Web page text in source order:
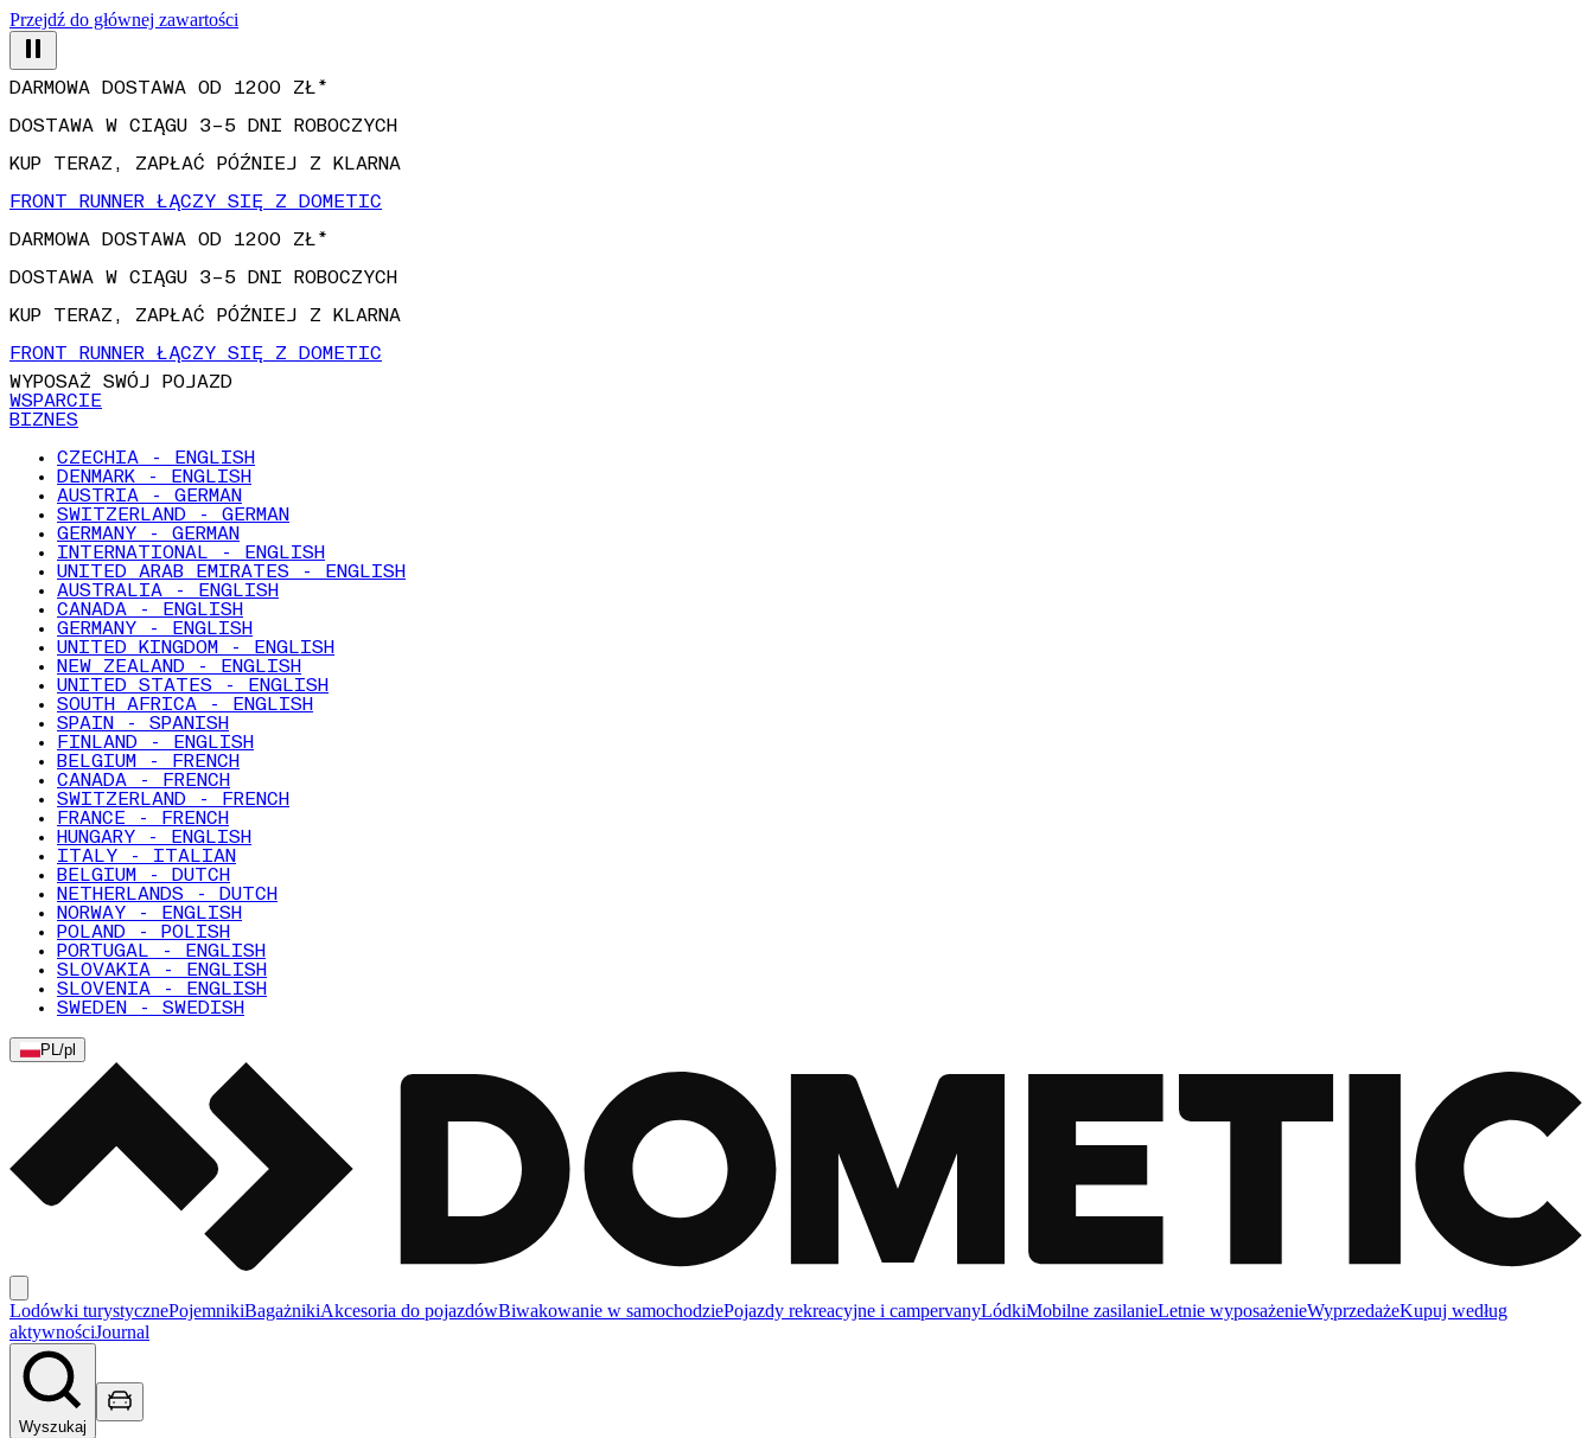
Przejdź do głównej zawartości
DARMOWA DOSTAWA OD 1200 ZŁ*
DOSTAWA W CIĄGU 3–5 DNI ROBOCZYCH
KUP TERAZ, ZAPŁAĆ PÓŹNIEJ Z KLARNA
FRONT RUNNER ŁĄCZY SIĘ Z DOMETIC
DARMOWA DOSTAWA OD 1200 ZŁ*
DOSTAWA W CIĄGU 3–5 DNI ROBOCZYCH
KUP TERAZ, ZAPŁAĆ PÓŹNIEJ Z KLARNA
FRONT RUNNER ŁĄCZY SIĘ Z DOMETIC
WYPOSAŻ SWÓJ POJAZD
WSPARCIE
BIZNES
CZECHIA - ENGLISH
DENMARK - ENGLISH
AUSTRIA - GERMAN
SWITZERLAND - GERMAN
GERMANY - GERMAN
INTERNATIONAL - ENGLISH
UNITED ARAB EMIRATES - ENGLISH
AUSTRALIA - ENGLISH
CANADA - ENGLISH
GERMANY - ENGLISH
UNITED KINGDOM - ENGLISH
NEW ZEALAND - ENGLISH
UNITED STATES - ENGLISH
SOUTH AFRICA - ENGLISH
SPAIN - SPANISH
FINLAND - ENGLISH
BELGIUM - FRENCH
CANADA - FRENCH
SWITZERLAND - FRENCH
FRANCE - FRENCH
HUNGARY - ENGLISH
ITALY - ITALIAN
BELGIUM - DUTCH
NETHERLANDS - DUTCH
NORWAY - ENGLISH
POLAND - POLISH
PORTUGAL - ENGLISH
SLOVAKIA - ENGLISH
SLOVENIA - ENGLISH
SWEDEN - SWEDISH
PL/pl
Lodówki turystycznePojemnikiBagażnikiAkcesoria do pojazdówBiwakowanie w samochodziePojazdy rekreacyjne i campervanyLódkiMobilne zasilanieLetnie wyposażenieWyprzedażeKupuj według
aktywnościJournal
Wyszukaj